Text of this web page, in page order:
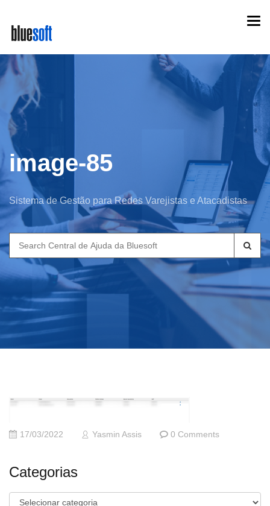
main
content
image-85
Sistema de Gestão para Redes Varejistas e Atacadistas
Search
for:
17/03/2022 Yasmin Assis 0 Comments
Categorias
Categorias